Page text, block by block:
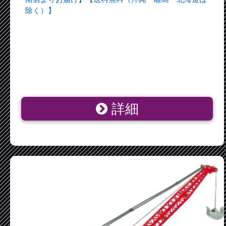
除く）】
詳細